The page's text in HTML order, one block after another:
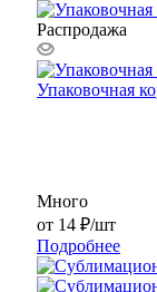
Распродажа
Упаковочная
Много
от 14 ₽/шт
Подробнее